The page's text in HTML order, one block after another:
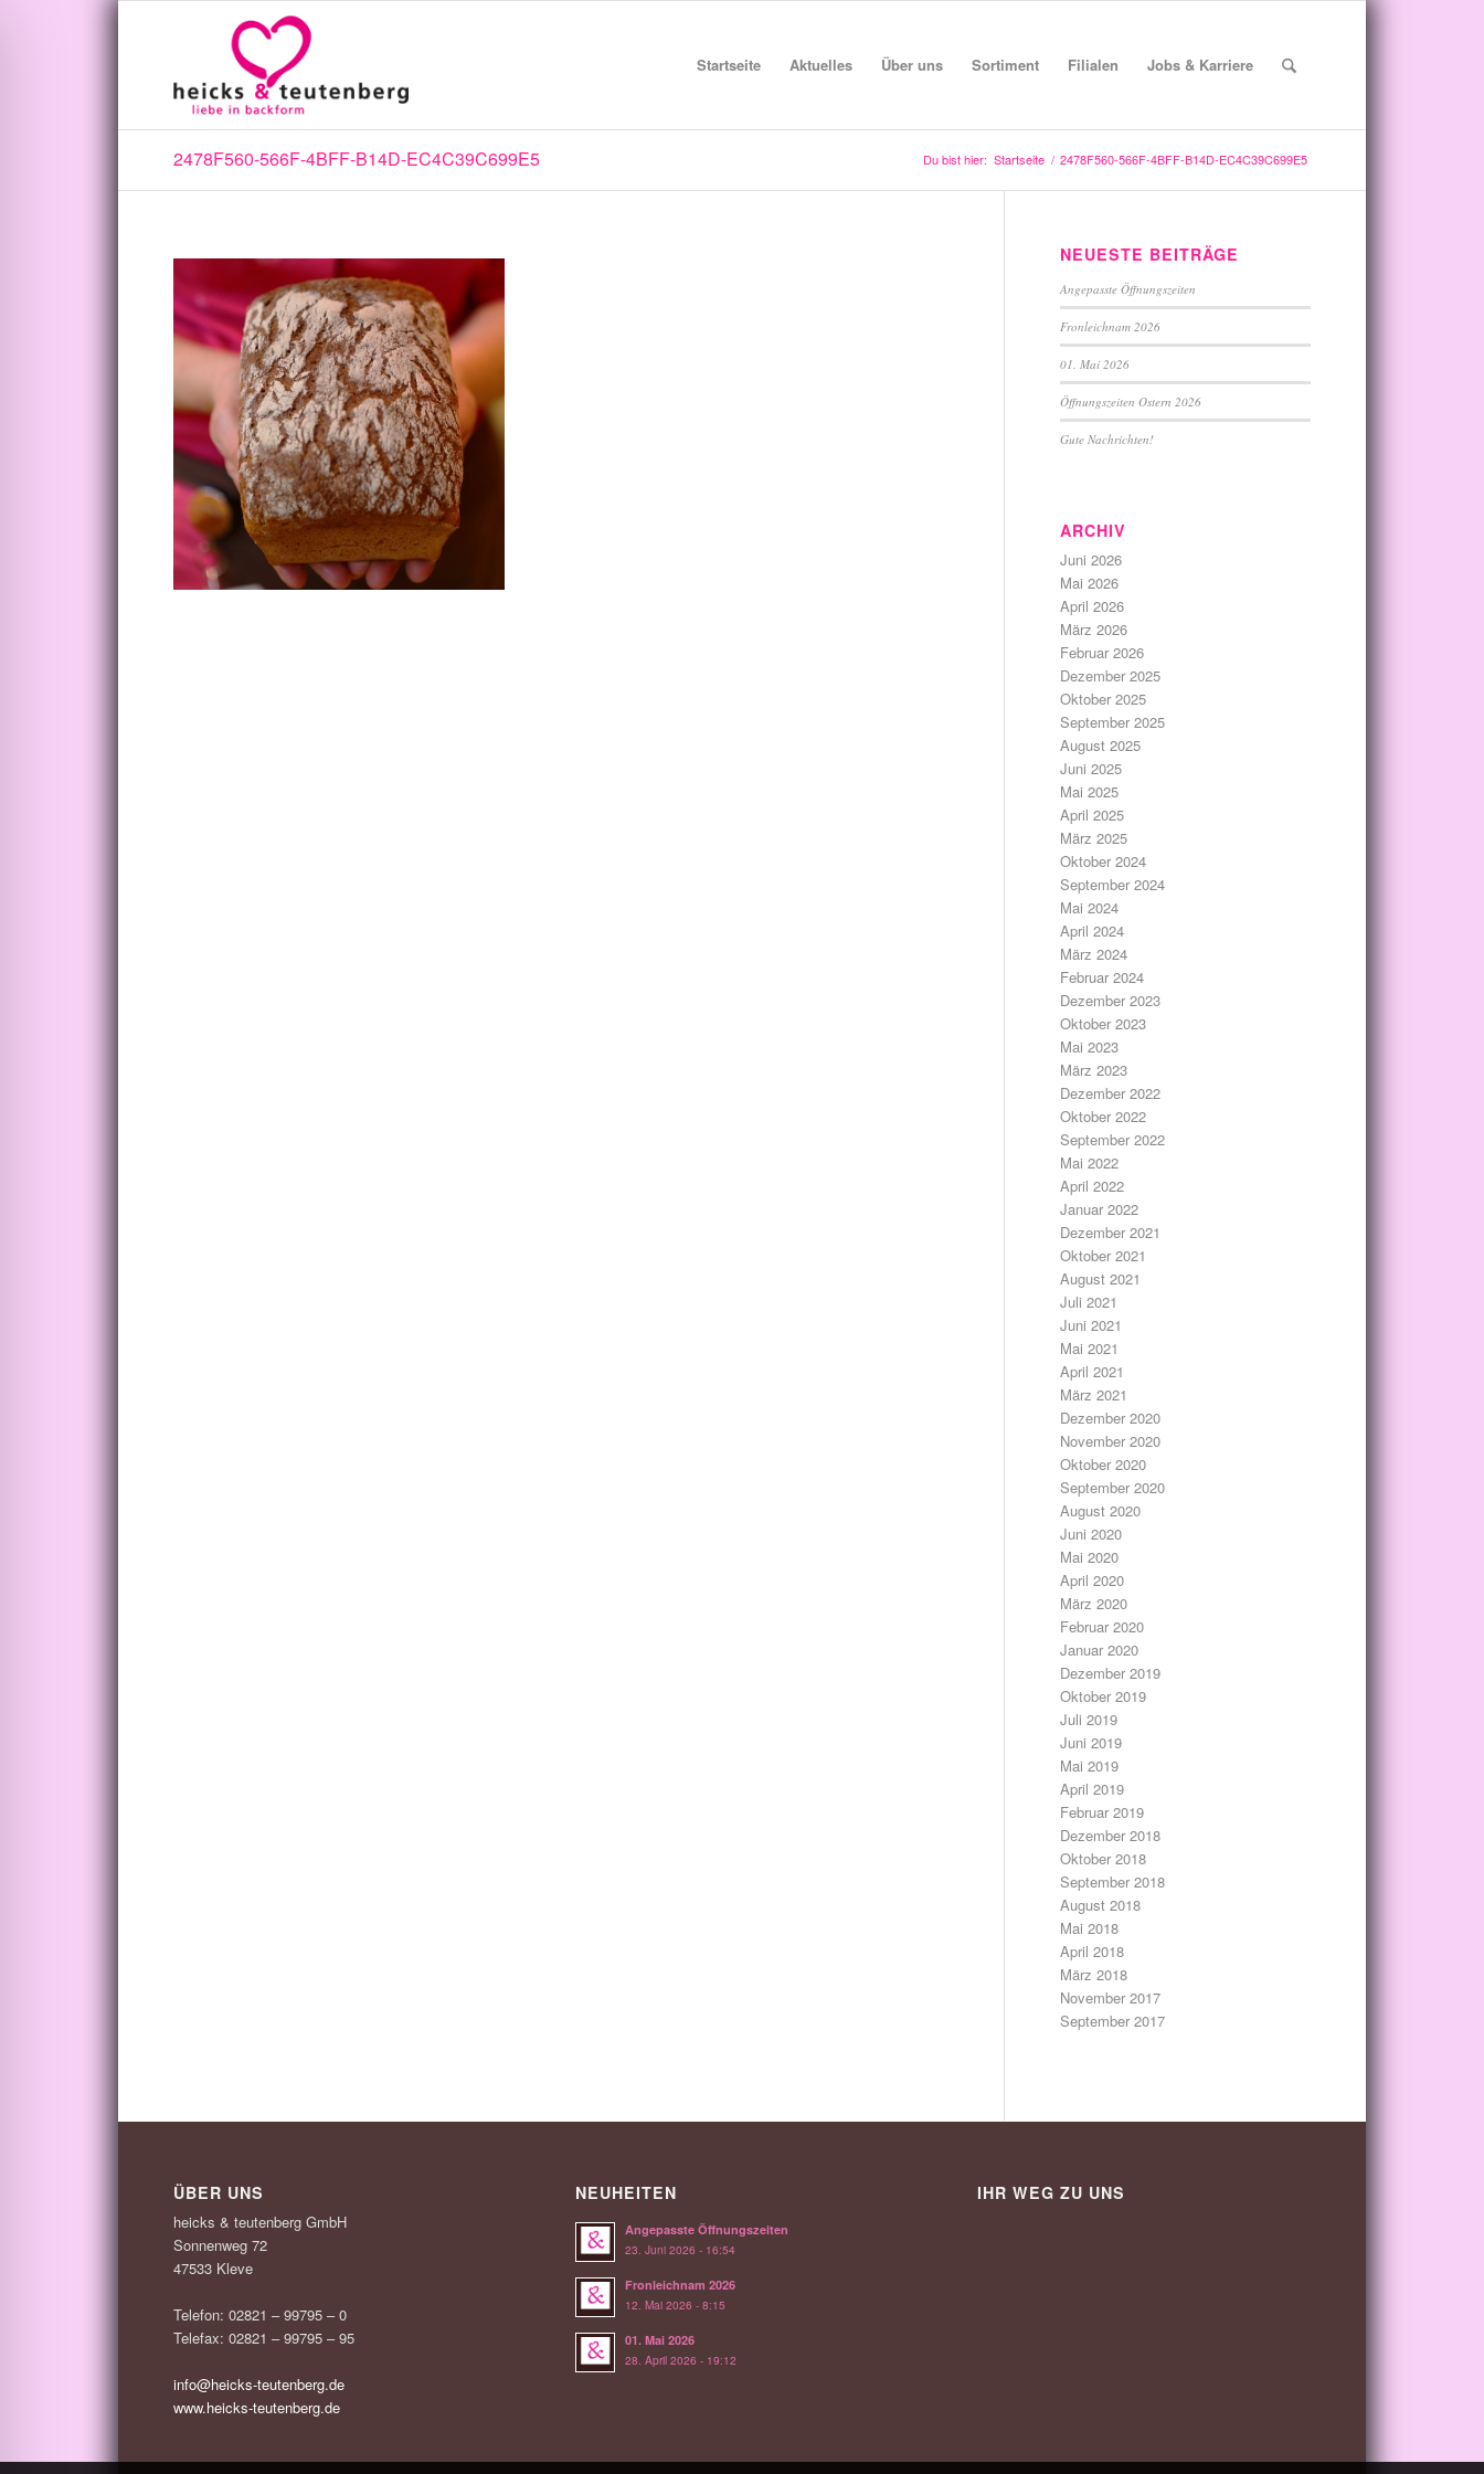
Startseite Aktuelles Über uns Sortiment Filialen Jobs & Karriere
2478F560-566F-4BFF-B14D-EC4C39C699E5 Du bist hier: Startseite / 2478F560-566F-4BFF-B14D-EC4C39C699E5
NEUESTE BEITRÄGE
Angepasste Öffnungszeiten
Fronleichnam 2026
01. Mai 2026
Öffnungszeiten Ostern 2026
Gute Nachrichten!
ARCHIV
Juni 2026
Mai 2026
April 2026
März 2026
Februar 2026
Dezember 2025
Oktober 2025
September 2025
August 2025
Juni 2025
Mai 2025
April 2025
März 2025
Oktober 2024
September 2024
Mai 2024
April 2024
März 2024
Februar 2024
Dezember 2023
Oktober 2023
Mai 2023
März 2023
Dezember 2022
Oktober 2022
September 2022
Mai 2022
April 2022
Januar 2022
Dezember 2021
Oktober 2021
August 2021
Juli 2021
Juni 2021
Mai 2021
April 2021
März 2021
Dezember 2020
November 2020
Oktober 2020
September 2020
August 2020
Juni 2020
Mai 2020
April 2020
März 2020
Februar 2020
Januar 2020
Dezember 2019
Oktober 2019
Juli 2019
Juni 2019
Mai 2019
April 2019
Februar 2019
Dezember 2018
Oktober 2018
September 2018
August 2018
Mai 2018
April 2018
März 2018
November 2017
September 2017
ÜBER UNS
heicks & teutenberg GmbH
Sonnenweg 72
47533 Kleve
Telefon: 02821 – 99795 – 0
Telefax: 02821 – 99795 – 95
info@heicks-teutenberg.de
www.heicks-teutenberg.de
NEUHEITEN
Angepasste Öffnungszeiten
23. Juni 2026 - 16:54
Fronleichnam 2026
12. Mai 2026 - 8:15
01. Mai 2026
28. April 2026 - 19:12
IHR WEG ZU UNS